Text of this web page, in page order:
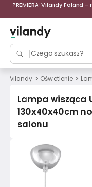
PREMIERA! Vilandy Poland
Vilandy > Oświetlenie >
Lampa wisząca
130x40x40cm
salonu